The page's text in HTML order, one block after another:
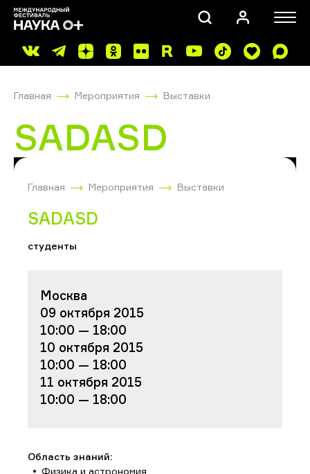
ПОИСК
Главная Мероприятия Выставки
SADASD
Главная Мероприятия Выставки
SADASD
студенты
Москва
09 октября 2015
10:00 — 18:00
10 октября 2015
10:00 — 18:00
11 октября 2015
10:00 — 18:00
Область знаний:
Физика и астрономия